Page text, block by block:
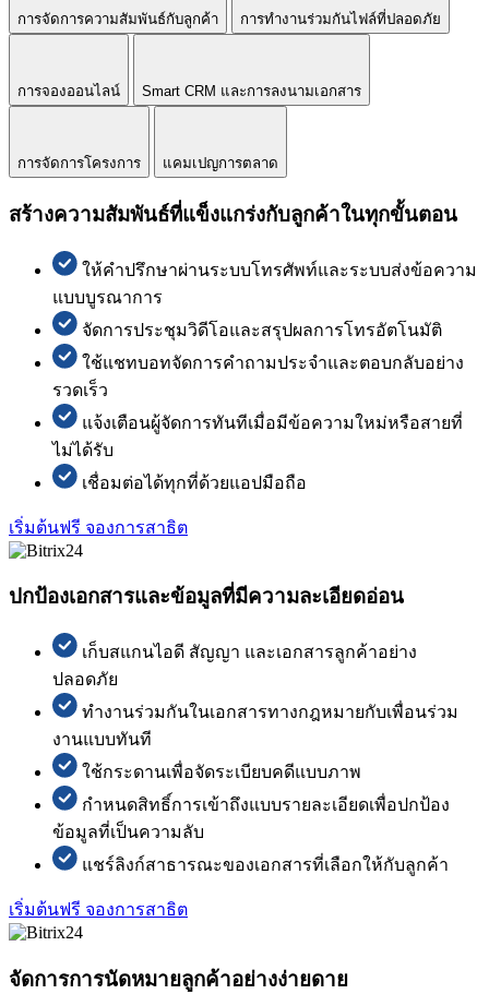
การจัดการความสัมพันธ์กับลูกค้า การทำงานร่วมกันไฟล์ที่ปลอดภัย
การจองออนไลน์ Smart CRM และการลงนามเอกสาร
การจัดการโครงการ แคมเปญการตลาด
สร้างความสัมพันธ์ที่แข็งแกร่งกับลูกค้าในทุกขั้นตอน
ให้คำปรึกษาผ่านระบบโทรศัพท์และระบบส่งข้อความ
แบบบูรณาการ
จัดการประชุมวิดีโอและสรุปผลการโทรอัตโนมัติ
ใช้แชทบอทจัดการคำถามประจำและตอบกลับอย่าง
รวดเร็ว
แจ้งเตือนผู้จัดการทันทีเมื่อมีข้อความใหม่หรือสายที่
ไม่ได้รับ
เชื่อมต่อได้ทุกที่ด้วยแอปมือถือ
เริ่มต้นฟรี จองการสาธิต
ปกป้องเอกสารและข้อมูลที่มีความละเอียดอ่อน
เก็บสแกนไอดี สัญญา และเอกสารลูกค้าอย่าง
ปลอดภัย
ทำงานร่วมกันในเอกสารทางกฎหมายกับเพื่อนร่วม
งานแบบทันที
ใช้กระดานเพื่อจัดระเบียบคดีแบบภาพ
กำหนดสิทธิ์การเข้าถึงแบบรายละเอียดเพื่อปกป้อง
ข้อมูลที่เป็นความลับ
แชร์ลิงก์สาธารณะของเอกสารที่เลือกให้กับลูกค้า
เริ่มต้นฟรี จองการสาธิต
จัดการการนัดหมายลูกค้าอย่างง่ายดาย